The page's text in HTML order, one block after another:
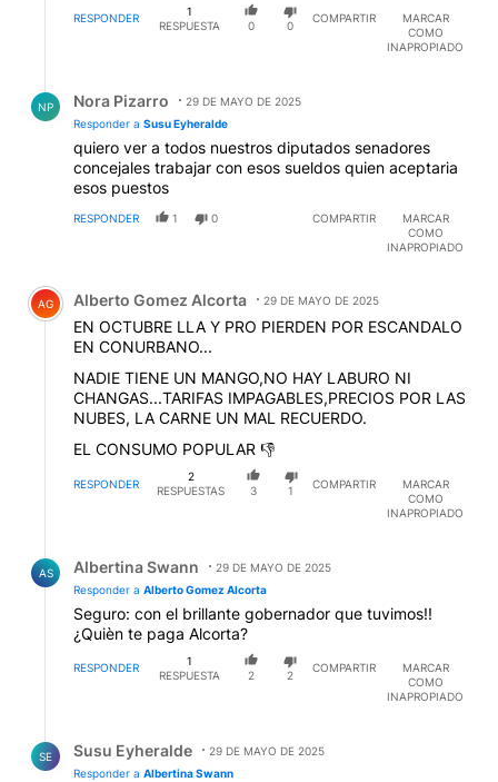
RESPONDER
1
RESPUESTA
0 0
COMPARTIR
MARCAR
COMO
INAPROPIADO
NP Nora Pizarro
29 DE MAYO DE 2025
Responder a Susu Eyheralde
quiero ver a todos nuestros diputados senadores
concejales trabajar con esos sueldos quien aceptaria
esos puestos
RESPONDER 1 0 COMPARTIR
MARCAR
COMO
INAPROPIADO
Comentario de Alberto Gomez Alcorta.
AG Alberto Gomez Alcorta 29 DE MAYO DE 2025
EN OCTUBRE LLA Y PRO PIERDEN POR ESCANDALO
EN CONURBANO...
NADIE TIENE UN MANGO,NO HAY LABURO NI
CHANGAS...TARIFAS IMPAGABLES,PRECIOS POR LAS
NUBES, LA CARNE UN MAL RECUERDO.
EL CONSUMO POPULAR 👎
RESPONDER
2
RESPUESTAS
3 1
COMPARTIR
MARCAR
COMO
INAPROPIADO
AS Albertina Swann
29 DE MAYO DE 2025
Responder a Alberto Gomez Alcorta
Seguro: con el brillante gobernador que tuvimos!!
¿Quièn te paga Alcorta?
RESPONDER
1
RESPUESTA
2 2
COMPARTIR
MARCAR
COMO
INAPROPIADO
SE Susu Eyheralde
29 DE MAYO DE 2025
Responder a Albertina Swann